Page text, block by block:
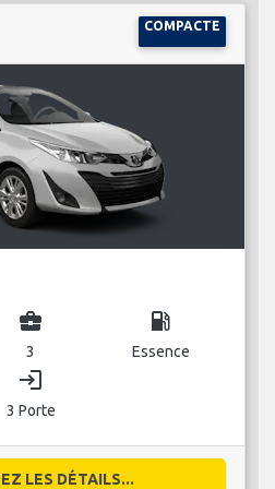
COMPACTE
business_center
3
local_gas_station
Essence
login
3 Porte
LES DÉTAILS...